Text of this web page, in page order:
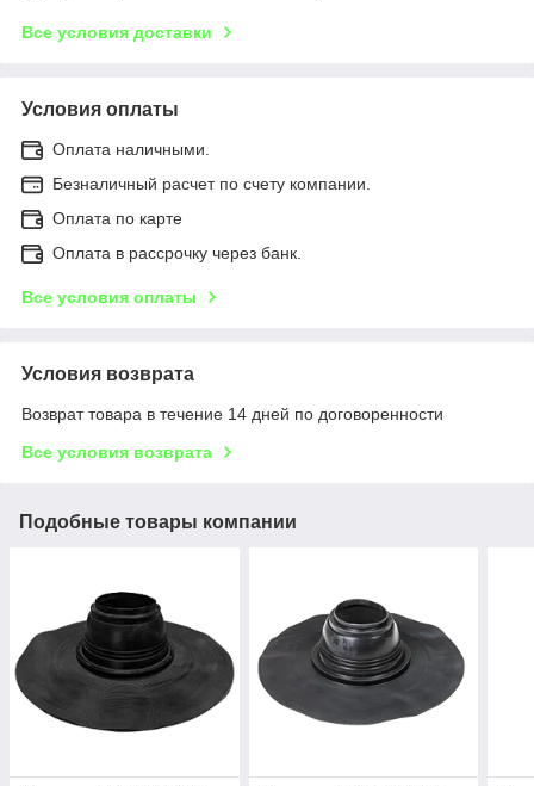
Все условия доставки
Условия оплаты
Оплата наличными.
Безналичный расчет по счету компании.
Оплата по карте
Оплата в рассрочку через банк.
Все условия оплаты
Условия возврата
Возврат товара в течение 14 дней по договоренности
Все условия возврата
Подобные товары компании